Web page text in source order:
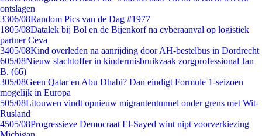
ontslagen
3306/08Random Pics van de Dag #1977
1805/08Datalek bij Bol en de Bijenkorf na cyberaanval op logistiek
partner Ceva
3405/08Kind overleden na aanrijding door AH-bestelbus in Dordrecht
605/08Nieuw slachtoffer in kindermisbruikzaak zorgprofessional Jan
B. (66)
305/08Geen Qatar en Abu Dhabi? Dan eindigt Formule 1-seizoen
mogelijk in Europa
505/08Litouwen vindt opnieuw migrantentunnel onder grens met Wit-
Rusland
4505/08Progressieve Democraat El-Sayed wint nipt voorverkiezing